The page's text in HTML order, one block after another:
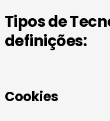
Tipos de
definições:
Cookies